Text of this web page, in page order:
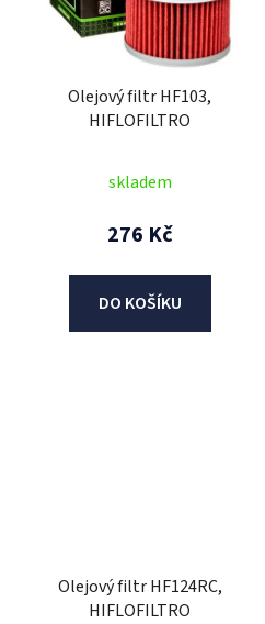
Olejový filtr HF103,
HIFLOFILTRO
skladem
276 Kč
DO KOŠÍKU
Olejový filtr HF124RC,
HIFLOFILTRO